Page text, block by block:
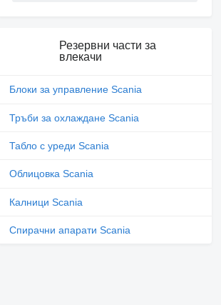
Резервни части за
влекачи
Блоки за управление Scania
Тръби за охлаждане Scania
Табло с уреди Scania
Облицовка Scania
Калници Scania
Спирачни апарати Scania